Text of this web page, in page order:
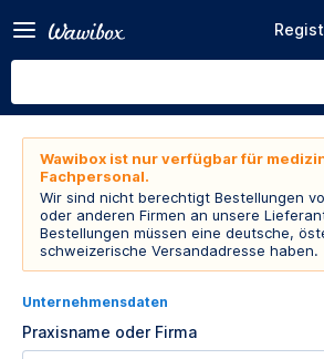
Wawibox ist nur verfügbar für
Fachpersonal.
Wir sind nicht berechtigt Bestellungen
oder anderen Firmen an unsere
Bestellungen müssen eine deutsche,
schweizerische Versandadresse haben.
Unternehmensdaten
Praxisname oder Firma